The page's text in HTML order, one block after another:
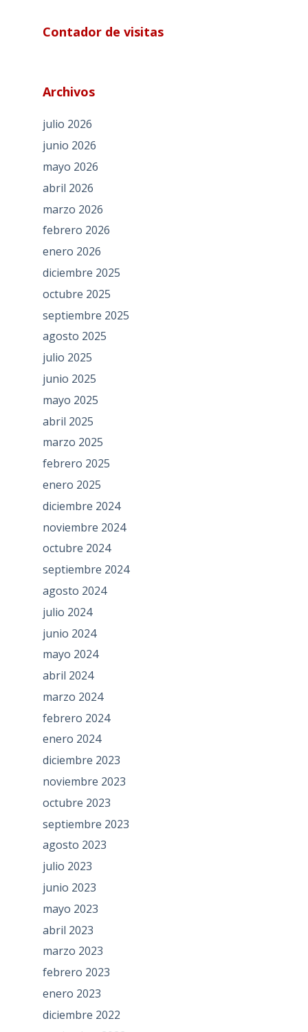
Contador de visitas
Archivos
julio 2026
junio 2026
mayo 2026
abril 2026
marzo 2026
febrero 2026
enero 2026
diciembre 2025
octubre 2025
septiembre 2025
agosto 2025
julio 2025
junio 2025
mayo 2025
abril 2025
marzo 2025
febrero 2025
enero 2025
diciembre 2024
noviembre 2024
octubre 2024
septiembre 2024
agosto 2024
julio 2024
junio 2024
mayo 2024
abril 2024
marzo 2024
febrero 2024
enero 2024
diciembre 2023
noviembre 2023
octubre 2023
septiembre 2023
agosto 2023
julio 2023
junio 2023
mayo 2023
abril 2023
marzo 2023
febrero 2023
enero 2023
diciembre 2022